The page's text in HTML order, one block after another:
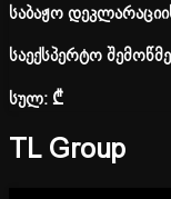
საბაჟო
საექსპერტო
სულ:₾
TL Group